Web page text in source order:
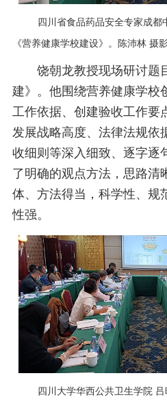
四川省食品药品安全专家成都
《营养健康学校建设》。陈沛林 摄
饶朝龙教授现场研讨题
建》。他围绕营养健康学校
工作依据、创建验收工作要
发展战略高度、法律法规依
收细则等深入细致、逐字逐
了明确的观点方法，思路清
体、方法得当，科学性、规
性强。
四川大学华西公共卫生学院